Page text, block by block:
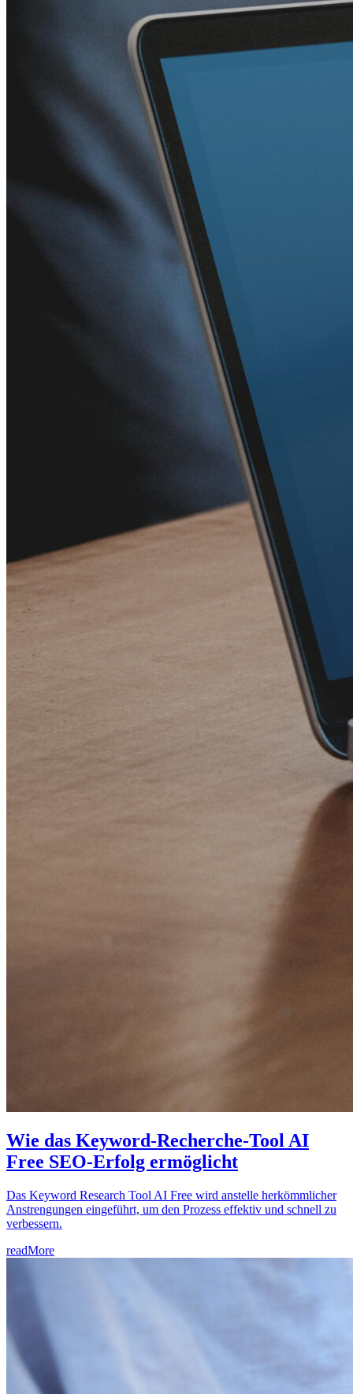
Wie das Keyword-Recherche-Tool AI
Free SEO-Erfolg ermöglicht
Das Keyword Research Tool AI Free wird anstelle herkömmlicher
Anstrengungen eingeführt, um den Prozess effektiv und schnell zu
verbessern.
readMore